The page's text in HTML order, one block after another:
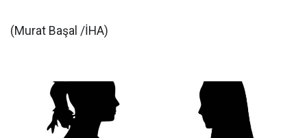
(Murat Başal /İHA)